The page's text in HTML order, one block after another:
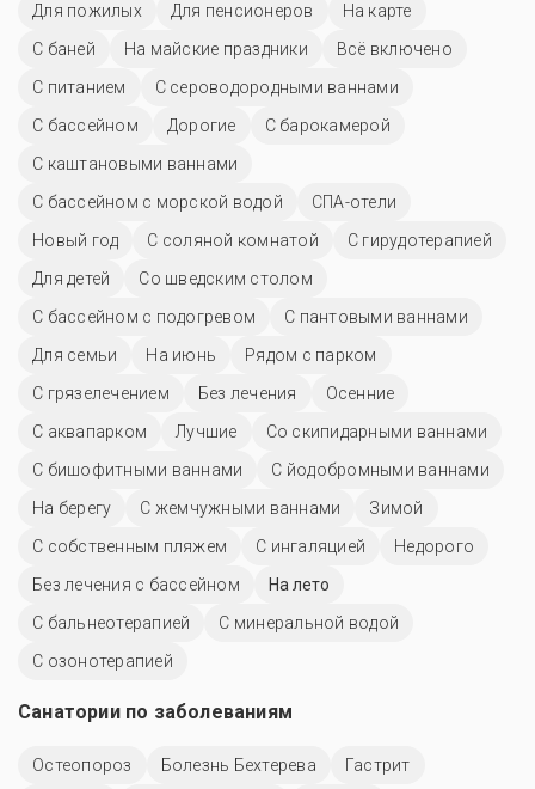
Для пожилых Для пенсионеров
На карте
С баней
На майские праздники
Всё включено
С питанием
С сероводородными ваннами
C бассейном
Дорогие
С барокамерой
С каштановыми ваннами
С бассейном с морской водой
СПА-отели
Новый год
С соляной комнатой
С гирудотерапией
Для детей
Со шведским столом
С бассейном с подогревом
С пантовыми ваннами
Для семьи
На июнь
Рядом с парком
С грязелечением
Без лечения
Осенние
С аквапарком
Лучшие
Со скипидарными ваннами
С бишофитными ваннами
С йодобромными ваннами
На берегу
С жемчужными ваннами
Зимой
С собственным пляжем
С ингаляцией
Недорого
Без лечения с бассейном
На лето
С бальнеотерапией
С минеральной водой
С озонотерапией
Санатории по заболеваниям
Остеопороз Болезнь Бехтерева
Гастрит